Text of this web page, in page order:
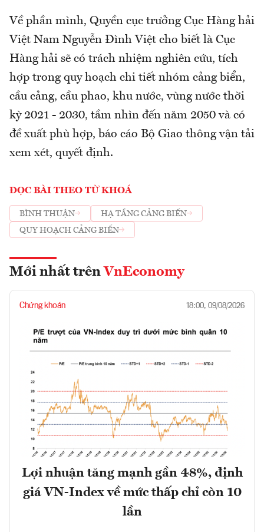
Về phần mình, Quyền cục trưởng Cục Hàng hải
Việt Nam Nguyễn Đình Việt cho biết là Cục
Hàng hải sẽ có trách nhiệm nghiên cứu, tích
hợp trong quy hoạch chi tiết nhóm cảng biển,
cầu cảng, cầu phao, khu nước, vùng nước thời
kỳ 2021 - 2030, tầm nhìn đến năm 2050 và có
đề xuất phù hợp, báo cáo Bộ Giao thông vận tải
xem xét, quyết định.
ĐỌC BÀI THEO TỪ KHOÁ
BÌNH THUẬN
HẠ TẦNG CẢNG BIỂN
QUY HOẠCH CẢNG BIỂN
Mới nhất trên VnEconomy
Chứng khoán 18:00, 09/08/2026
Lợi nhuận tăng mạnh gần 48%, định
giá VN-Index về mức thấp chỉ còn 10
lần